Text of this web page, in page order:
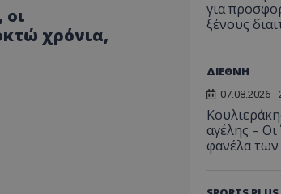
χρόνια,
για
ξένους
ΔΙΕΘΝΗ
07.08.2026 -
αγέλης –
φανέλα